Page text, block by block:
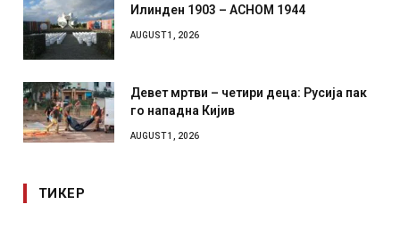
Илинден 1903 – АСНОМ 1944
AUGUST 1, 2026
Девет мртви – четири деца: Русија пак
го нападна Кијив
AUGUST 1, 2026
ТИКЕР